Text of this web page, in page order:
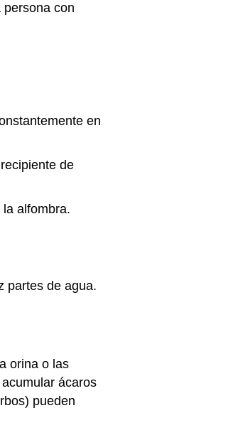
con
en
de
alfombra.
partes de agua.
orina o las
ácaros
pueden